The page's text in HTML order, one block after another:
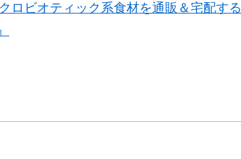
ロビオティック系食材を通販＆宅配する
』